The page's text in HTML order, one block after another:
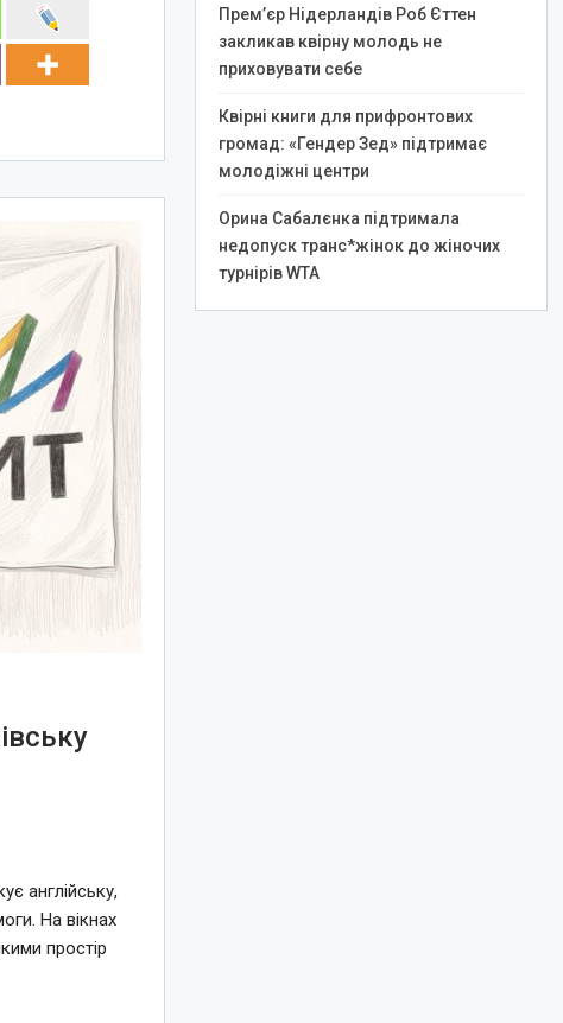
англійську,
На вікнах
простір
Прем’єр Нідерландів Роб Єттен
закликав квірну молодь не
приховувати себе
Квірні книги для прифронтових
громад: «Гендер Зед» підтримає
молодіжні центри
Орина Сабалєнка підтримала
недопуск транс*жінок до жіночих
турнірів WTA